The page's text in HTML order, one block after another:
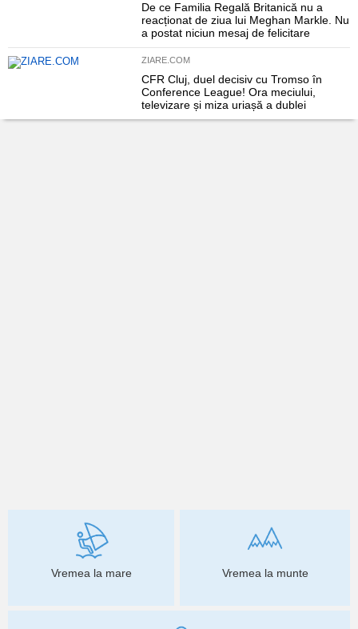
De ce Familia Regală Britanică nu a
reacționat de ziua lui Meghan Markle. Nu
a postat niciun mesaj de felicitare
ZIARE.COM
CFR Cluj, duel decisiv cu Tromso în
Conference League! Ora meciului,
televizare și miza uriașă a dublei
Vremea la mare Vremea la munte